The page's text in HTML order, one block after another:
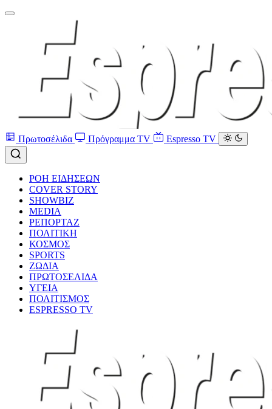
Πρωτοσέλιδα Πρόγραμμα TV Espresso TV
ΡΟΗ ΕΙΔΗΣΕΩΝ
COVER STORY
SHOWBIZ
MEDIA
ΡΕΠΟΡΤΑΖ
ΠΟΛΙΤΙΚΗ
ΚΟΣΜΟΣ
SPORTS
ΖΩΔΙΑ
ΠΡΩΤΟΣΕΛΙΔΑ
ΥΓΕΙΑ
ΠΟΛΙΤΙΣΜΟΣ
ESPRESSO TV